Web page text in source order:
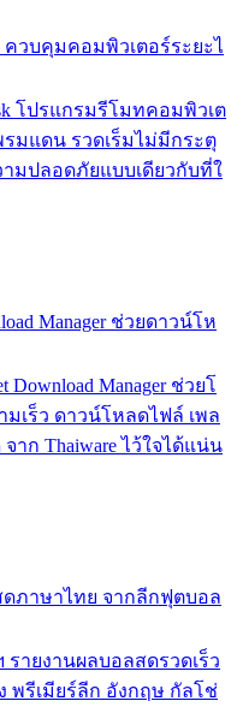
ควบคุมคอมพิวเตอร์ระยะไ
โปรแกรมรีโมทคอมพิวเต
มแดน รวดเร็มไม่มีกระตุ
มปลอดภัยแบบเดียวกับที่ใ
Manager ช่วยดาวน์โห
Manager ช่วยโ
มเร็ว ดาวน์โหลดไฟล์ เพล
าก Thaiware ไว้ใจได้แน่น
ดภาษาไทย จากลีกฟุตบอล
รายงานผลบอลสดรวดเร็ว
พรีเมียร์ลีก อังกฤษ กัลโช่